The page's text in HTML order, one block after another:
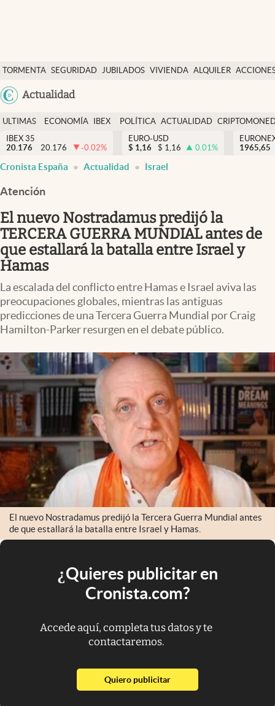
TORMENTA SEGURIDAD JUBILADOS VIVIENDA ALQUILER
USA
Actualidad
Economía y finanzas
Política
Actualidad
Criptomonedas
España
ULTIMAS
NOTICIAS
ECONOMÍA
FINANZAS
IBEX
EURO
POLÍTICA ACTUALIDAD
IBEX 35
20.176
20.176 -0.02%
EURO-USD
$ 1,16 $ 1,16 0.01%
1965,65
Cronista España Actualidad Israel
Atención
El nuevo Nostradamus predijó la
TERCERA GUERRA MUNDIAL antes de
que estallará la batalla entre Israel y
Hamas
La escalada del conflicto entre Hamas e Israel aviva las
preocupaciones globales, mientras las antiguas
predicciones de una Tercera Guerra Mundial por Craig
Hamilton-Parker resurgen en el debate público.
El nuevo Nostradamus predijó la Tercera Guerra Mundial antes
de que estallará la batalla entre Israel y Hamas.
¿Quieres publicitar en
Cronista.com?
Accede aquí, completa tus datos y te
contactaremos.
Quiero publicitarabre en nueva pestaña